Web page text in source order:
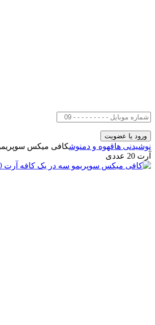
نوشیدنی هاقهوه و دمنوشکافی میکس
آرت 20 عددی